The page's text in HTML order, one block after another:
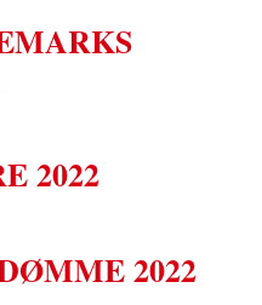
2022
2022